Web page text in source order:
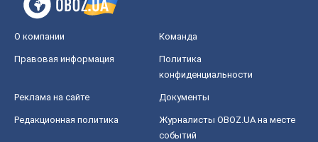
О компании Команда
Правовая информация
Политика
конфиденциальности
Реклама на сайте Документы
Редакционная политика
Журналисты OBOZ.UA на месте
событий